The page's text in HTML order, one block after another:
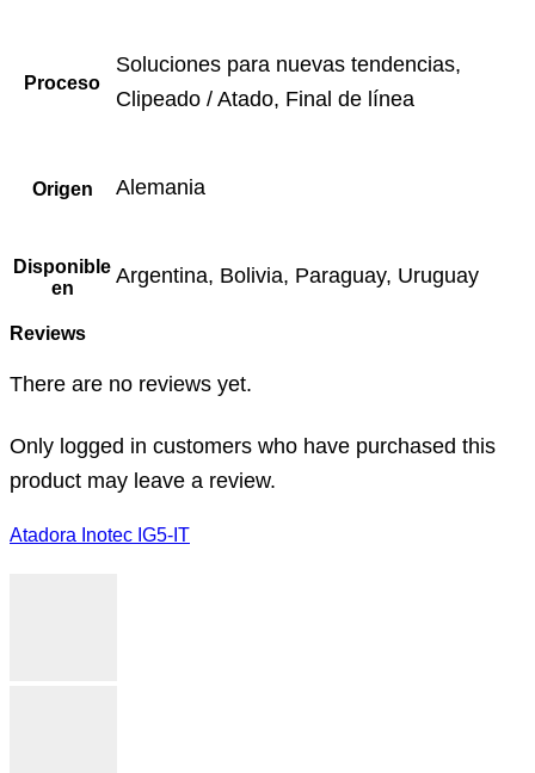
Proceso
Soluciones para nuevas tendencias,
Clipeado / Atado, Final de línea
Origen Alemania
Disponible
en
Argentina, Bolivia, Paraguay, Uruguay
Reviews
There are no reviews yet.
Only logged in customers who have purchased this
product may leave a review.
Atadora Inotec IG5-IT